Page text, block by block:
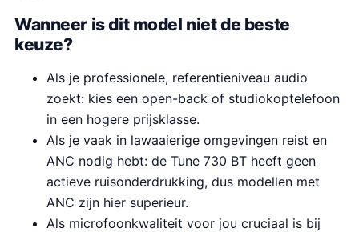
Wanneer is dit model niet de beste
keuze?
Als je professionele, referentieniveau audio
zoekt: kies een open-back of studiokoptelefoon
in een hogere prijsklasse.
Als je vaak in lawaaierige omgevingen reist en
ANC nodig hebt: de Tune 730 BT heeft geen
actieve ruisonderdrukking, dus modellen met
ANC zijn hier superieur.
Als microfoonkwaliteit voor jou cruciaal is bij